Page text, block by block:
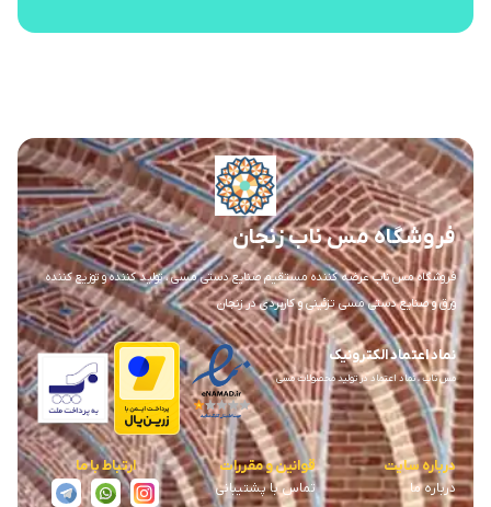
فروشگاه مس ناب زنجان
فروشگاه مس ناب عرضه کننده مستقیم صنایع دستی مسی ، تولید کننده و توزیع کننده
ورق و صنایع دستی مسی تزئینی و کاربردی در زنجان
نماد اعتماد الکترونیک
مس ناب ، نماد اعتماد در تولید محصولات مسی
درباره سایت
درباره ما
قوانین و مقررات
تماس با پشتیبانی
ارتباط با ما